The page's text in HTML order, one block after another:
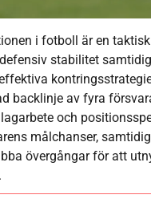
i fotboll är en
stabilitet
backlinje av fyra
och
målchanser,
övergångar för att